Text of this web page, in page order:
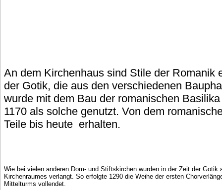
An dem Kirchenhaus sind Stile der Romanik
der Gotik, die aus den verschiedenen
wurde mit dem Bau der romanischen
1170 als solche genutzt. Von dem
Teile bis heute erhalten.
Wie bei vielen anderen Dom- und Stiftskirchen wurden in der Zeit der Gotik
Kirchenraumes verlangt. So erfolgte 1290 die Weihe der ersten
Mittelturms vollendet.